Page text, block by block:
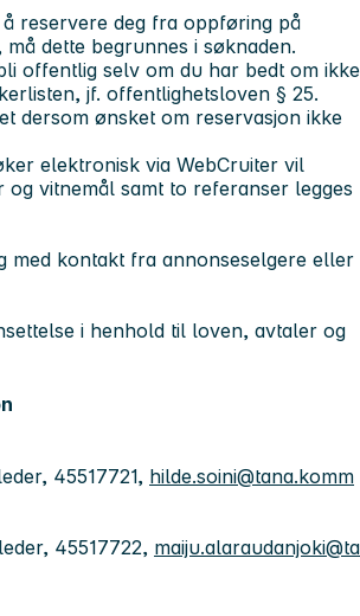
reservere deg fra oppføring på
dette begrunnes i søknaden.
offentlig selv om du har bedt om ikke
jf. offentlighetsloven § 25.
dersom ønsket om reservasjon ikke
elektronisk via WebCruiter vil
og vitnemål samt to referanser legges
med kontakt fra annonseselgere eller
i henhold til loven, avtaler og
45517721, hilde.soini@tana.komm
45517722, maiju.alaraudanjoki@ta